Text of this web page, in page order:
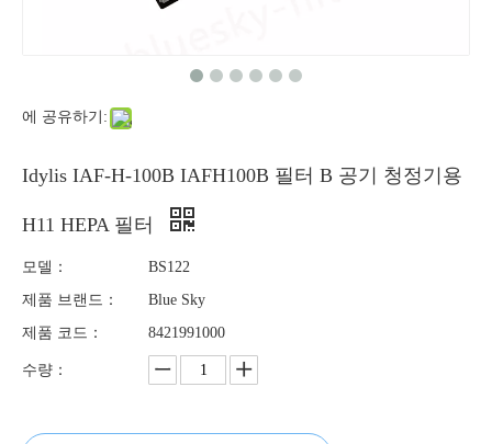
에 공유하기:
Idylis IAF-H-100B IAFH100B 필터 B 공기 청정기용
H11 HEPA 필터
모델：
BS122
제품 브랜드：
Blue Sky
제품 코드：
8421991000
수량：